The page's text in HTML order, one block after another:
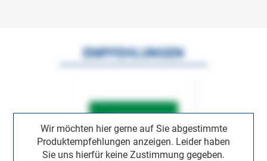
Wir möchten hier gerne auf Sie abgestimmte
Produktempfehlungen anzeigen. Leider haben
Sie uns hierfür keine Zustimmung gegeben.
EMPFEHLUNGEN